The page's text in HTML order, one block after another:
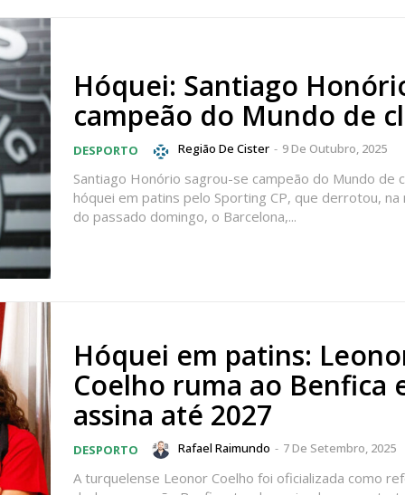
de Assinatura
Hóquei: Santiago
campeão do Mundo de
DESPORTO Região De Cister - 9 De Outubro, 2025
Santiago Honório sagrou-se campeão do Mundo de
hóquei em patins pelo Sporting CP, que derrotou, na
do passado domingo, o Barcelona,...
Hóquei em patins:
Coelho ruma ao Benfica
assina até 2027
DESPORTO Rafael Raimundo - 7 De Setembro, 2025
A turquelense Leonor Coelho foi oficializada como